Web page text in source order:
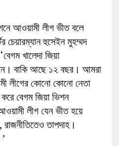
আওয়ামী লীগ ভীত বলে
চেয়ারম্যান হুসেইন মুহম্মদ
খালেদা জিয়া
বাকি আছে ১২ বছর। আমরা
লীগের কোনো কোনো নেতা
বেগম জিয়া ভিশন
লীগ যেন ভীত হয়ে
তাপদাহ।